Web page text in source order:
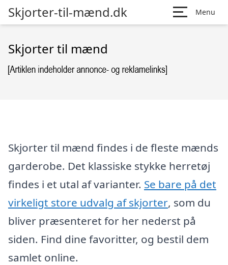
Skjorter-til-mænd.dk Menu
Skjorter til mænd
Skjorter til mænd findes i de fleste mænds
garderobe. Det klassiske stykke herretøj
findes i et utal af varianter. Se bare på det
virkeligt store udvalg af skjorter, som du
bliver præsenteret for her nederst på
siden. Find dine favoritter, og bestil dem
samlet online.